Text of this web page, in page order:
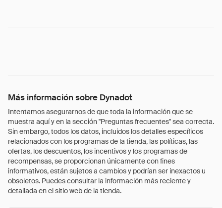
Más información sobre Dynadot
Intentamos asegurarnos de que toda la información que se
muestra aquí y en la sección "Preguntas frecuentes" sea correcta.
Sin embargo, todos los datos, incluidos los detalles específicos
relacionados con los programas de la tienda, las políticas, las
ofertas, los descuentos, los incentivos y los programas de
recompensas, se proporcionan únicamente con fines
informativos, están sujetos a cambios y podrían ser inexactos u
obsoletos. Puedes consultar la información más reciente y
detallada en el sitio web de la tienda.